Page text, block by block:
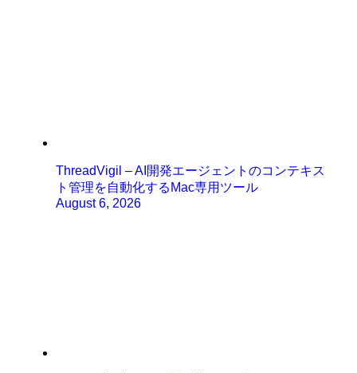
ThreadVigil – AI開発エージェントのコンテキス
ト管理を自動化するMac専用ツール
August 6, 2026